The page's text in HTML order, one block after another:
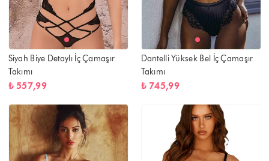
Siyah Biye Detaylı İç Çamaşır
Takımı
₺ 557,99
Dantelli Yüksek Bel İç Çamaşır
Takımı
₺ 745,99